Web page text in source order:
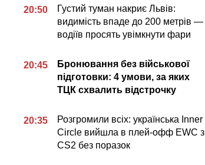
20:50
Густий туман накриє Львів:
видимість впаде до 200 метрів —
водіїв просять увімкнути фари
20:45
Бронювання без військової
підготовки: 4 умови, за яких
ТЦК схвалить відстрочку
20:35
Розгромили всіх: українська Inner
Circle вийшла в плей-офф EWC з
CS2 без поразок